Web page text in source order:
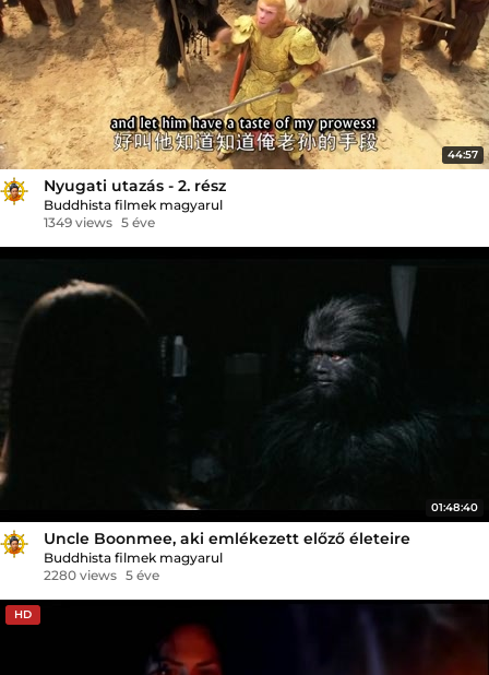
44:57
Nyugati utazás - 2. rész
Buddhista filmek magyarul
1349 views 5 éve
01:48:40
Uncle Boonmee, aki emlékezett előző életeire
Buddhista filmek magyarul
2280 views 5 éve
HD